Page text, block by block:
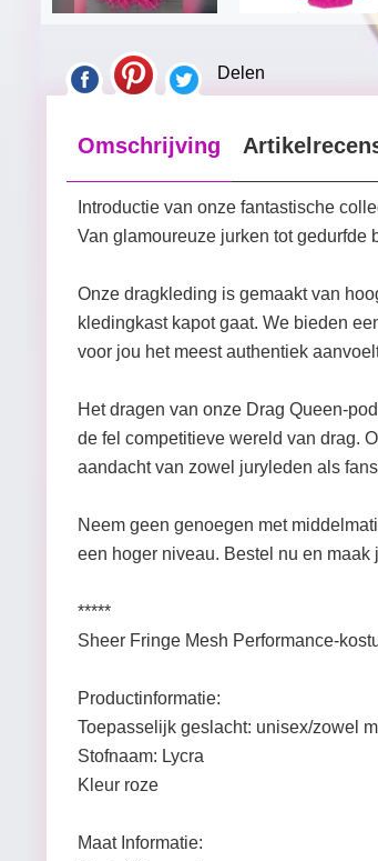
Delen
Omschrijving
Introductie van onze fantastische
Van glamoureuze jurken tot gedurfde
Onze dragkleding is gemaakt van
kledingkast kapot gaat. We bieden
voor jou het meest authentiek
Het dragen van onze Drag Queen-
de fel competitieve wereld van drag.
aandacht van zowel juryleden als
Neem geen genoegen met
een hoger niveau. Bestel nu en
*****
Sheer Fringe Mesh Performance-
Productinformatie:
Toepasselijk geslacht: unisex/zowel
Stofnaam: Lycra
Kleur roze
Maat Informatie: